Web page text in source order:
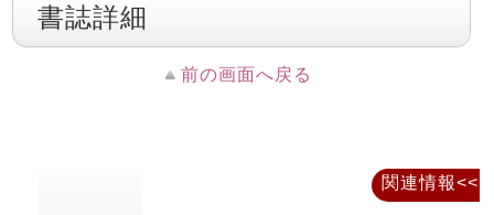
書誌詳細
前の画面へ戻る
関連情報<<